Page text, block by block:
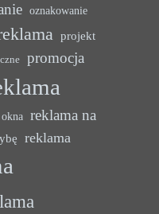
oznakowanie
projekt
promocja
reklama na
reklama